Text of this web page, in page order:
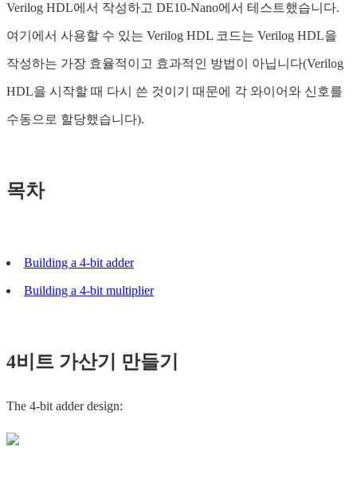
Verilog HDL에서 작성하고 DE10-Nano에서 테스트했습니다.
여기에서 사용할 수 있는 Verilog HDL 코드는 Verilog HDL을
작성하는 가장 효율적이고 효과적인 방법이 아닙니다(Verilog
HDL을 시작할 때 다시 쓴 것이기 때문에 각 와이어와 신호를
수동으로 할당했습니다).
목차
Building a 4-bit adder
Building a 4-bit multiplier
4비트 가산기 만들기
The 4-bit adder design: